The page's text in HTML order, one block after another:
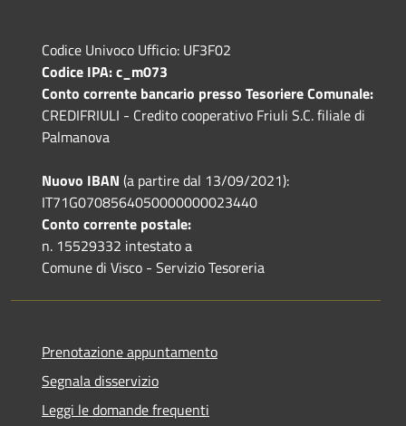
Codice Univoco Ufficio: UF3F02
Codice IPA: c_m073
Conto corrente bancario presso Tesoriere Comunale:
CREDIFRIULI - Credito cooperativo Friuli S.C. filiale di
Palmanova
Nuovo IBAN (a partire dal 13/09/2021):
IT71G0708564050000000023440
Conto corrente postale:
n. 15529332 intestato a
Comune di Visco - Servizio Tesoreria
Prenotazione appuntamento
Segnala disservizio
Leggi le domande frequenti